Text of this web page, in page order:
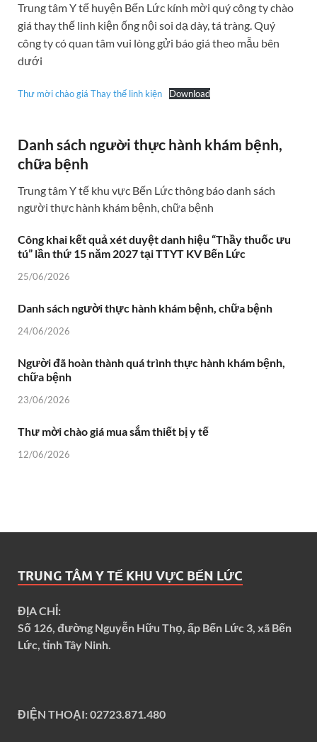
Trung tâm Y tế huyện Bến Lức kính mời quý công ty chào
giá thay thế linh kiện ống nội soi dạ dày, tá tràng. Quý
công ty có quan tâm vui lòng gửi báo giá theo mẫu bên
dưới
Thư mời chào giá Thay thế linh kiện Download
Danh sách người thực hành khám bệnh,
chữa bệnh
Trung tâm Y tế khu vực Bến Lức thông báo danh sách
người thực hành khám bệnh, chữa bệnh
Công khai kết quả xét duyệt danh hiệu “Thầy thuốc ưu
tú” lần thứ 15 năm 2027 tại TTYT KV Bến Lức
25/06/2026
Danh sách người thực hành khám bệnh, chữa bệnh
24/06/2026
Người đã hoàn thành quá trình thực hành khám bệnh,
chữa bệnh
23/06/2026
Thư mời chào giá mua sắm thiết bị y tế
12/06/2026
TRUNG TÂM Y TẾ KHU VỰC BẾN LỨC
ĐỊA CHỈ:
Số 126, đường Nguyễn Hữu Thọ, ấp Bến Lức 3, xã Bến
Lức, tỉnh Tây Ninh.
ĐIỆN THOẠI:02723.871.480